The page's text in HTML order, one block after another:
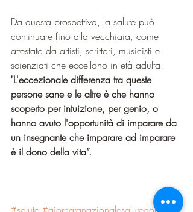
Da questa prospettiva, la salute può
continuare fino alla vecchiaia, come
attestato da artisti, scrittori, musicisti e
scienziati che eccellono in età adulta.
"L'eccezionale differenza tra queste
persone sane e le altre è che hanno
scoperto per intuizione, per genio, o
hanno avuto l'opportunità di imparare da
un insegnante che imparare ad imparare
è il dono della vita”.